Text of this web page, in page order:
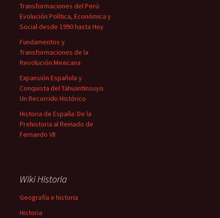
Transformaciones del Perú:
Evolución Política, Económica y
Social desde 1990 hasta Hoy
Fundamentos y
Transformaciones de la
Revolución Mexicana
Expansión Española y
Conquista del Tahuantinsuyo:
Un Recorrido Histórico
Historia de España: De la
Prehistoria al Reinado de
Fernando VII
Wiki Historia
Geografía e historia
Historia